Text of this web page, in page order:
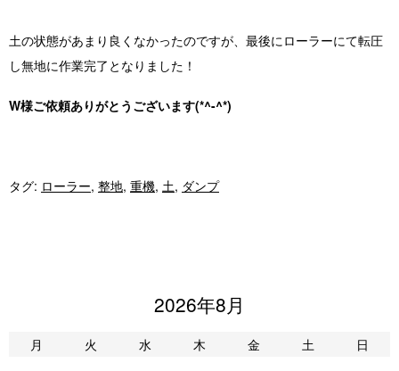
土の状態があまり良くなかったのですが、最後にローラーにて転圧
し無地に作業完了となりました！
W様ご依頼ありがとうございます(*^-^*)
タグ: ローラー, 整地, 重機, 土, ダンプ
2026年8月
月 火 水 木 金 土 日